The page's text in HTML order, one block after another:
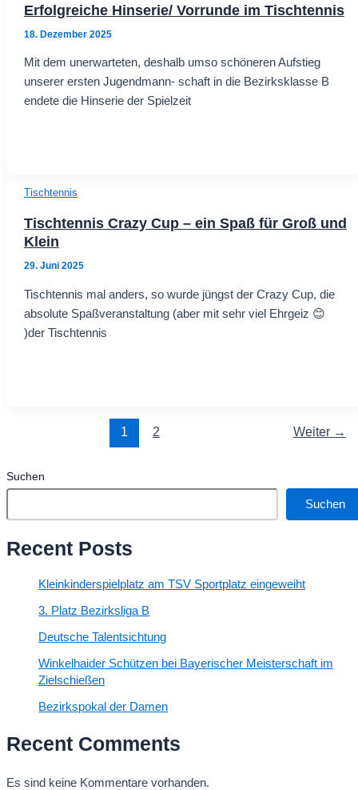
Erfolgreiche Hinserie/ Vorrunde im Tischtennis
18. Dezember 2025
Mit dem unerwarteten, deshalb umso schöneren Aufstieg
unserer ersten Jugendmann- schaft in die Bezirksklasse B
endete die Hinserie der Spielzeit
Tischtennis
Tischtennis Crazy Cup – ein Spaß für Groß und
Klein
29. Juni 2025
Tischtennis mal anders, so wurde jüngst der Crazy Cup, die
absolute Spaßveranstaltung (aber mit sehr viel Ehrgeiz 😊
)der Tischtennis
1 2 Weiter →
Suchen
Suchen
Recent Posts
Kleinkinderspielplatz am TSV Sportplatz eingeweiht
3. Platz Bezirksliga B
Deutsche Talentsichtung
Winkelhaider Schützen bei Bayerischer Meisterschaft im
Zielschießen
Bezirkspokal der Damen
Recent Comments
Es sind keine Kommentare vorhanden.